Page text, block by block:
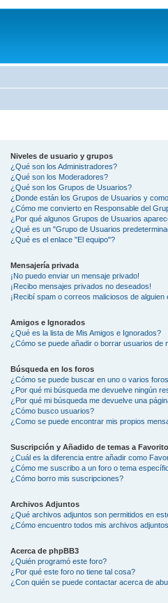
Niveles de usuario y grupos
¿Qué son los Administradores?
¿Qué son los Moderadores?
¿Qué son los Grupos de Usuarios?
¿Donde están los Grupos de Usuarios y
¿Cómo me convierto en Responsable del
¿Por qué algunos Grupos de Usuarios
¿Qué es un "Grupo de Usuarios
¿Qué es el enlace "El equipo"?
Mensajería privada
¡No puedo enviar un mensaje privado!
¡Recibo mensajes privados no deseados!
¡Recibí spam o correos maliciosos de alguien
Amigos e Ignorados
¿Qué es la lista de Mis Amigos e Ignorados?
¿Cómo se puede añadir o borrar usuarios de
Búsqueda en los foros
¿Cómo se puede buscar en uno o varios
¿Por qué mi búsqueda me devuelve ningún
¿Por qué mi búsqueda me devuelve una
¿Cómo busco usuarios?
¿Como se puede encontrar mis propios
Suscripción y Añadido de temas a
¿Cuál es la diferencia entre añadir como
¿Cómo me suscribo a un foro o tema
¿Cómo borro mis suscripciones?
Archivos Adjuntos
¿Qué archivos adjuntos son permitidos en
¿Cómo encuentro todos mis archivos
Acerca de phpBB3
¿Quién programó este foro?
¿Por qué este foro no tiene tal cosa?
¿Con quién se puede contactar acerca de